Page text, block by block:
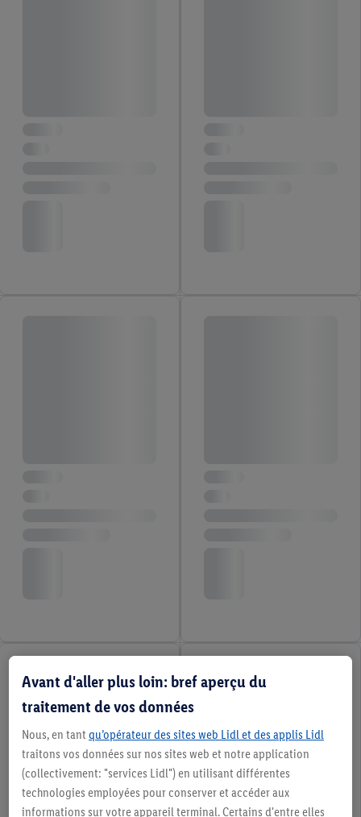
Avant d'aller plus loin: bref aperçu du
traitement de vos données
Nous, en tant qu’opérateur des sites web Lidl et des applis Lidl
traitons vos données sur nos sites web et notre application
(collectivement: "services Lidl") en utilisant différentes
technologies employées pour conserver et accéder aux
informations sur votre appareil terminal. Certains d'entre elles